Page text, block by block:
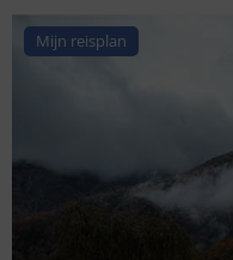
Mijn reisplan